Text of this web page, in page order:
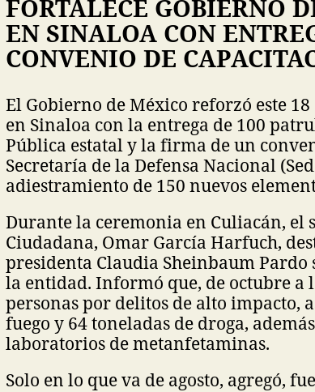
FORTALECE GOBIERNO
EN SINALOA CON
CONVENIO DE
El Gobierno de México reforzó este
en Sinaloa con la entrega de 100
Pública estatal y la firma de un
Secretaría de la Defensa Nacional
adiestramiento de 150 nuevos
Durante la ceremonia en Culiacán, el
Ciudadana, Omar García Harfuch,
presidenta Claudia Sheinbaum
la entidad. Informó que, de octubre a
personas por delitos de alto impacto,
fuego y 64 toneladas de droga,
laboratorios de metanfetaminas.
Solo en lo que va de agosto, agregó,